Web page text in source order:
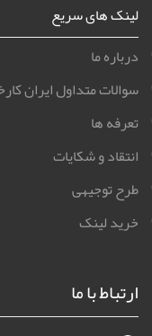
لینک های سریع
درباره ما
سوالات متداول ایران
تعرفه ها
انتقاد و شکایات
طرح توجیهی
خرید لینک
ارتباط با ما